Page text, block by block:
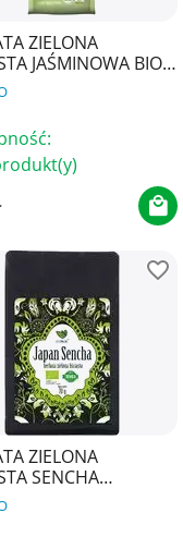
ZIELONA
JAŚMINOWA BIO
ZIELONA
SENCHA
BIO 70 g -